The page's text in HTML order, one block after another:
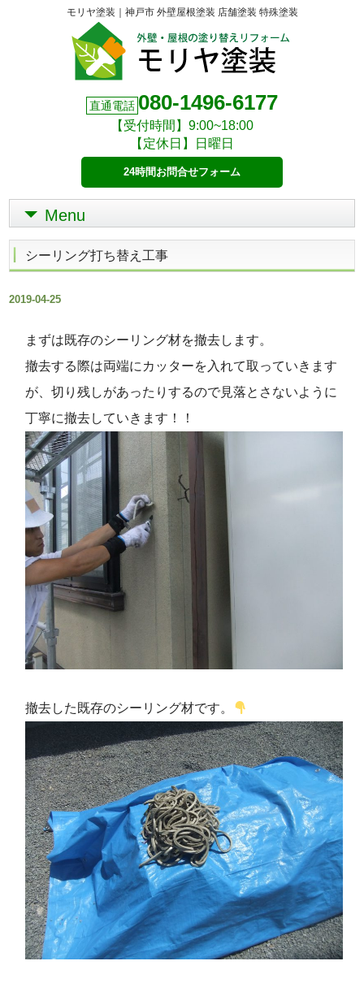
モリヤ塗装｜神戸市 外壁屋根塗装 店舗塗装 特殊塗装
直通電話 080-1496-6177
【受付時間】9:00~18:00
【定休日】日曜日
24時間お問合せフォーム
Menu
シーリング打ち替え工事
2019-04-25
まずは既存のシーリング材を撤去します。
撤去する際は両端にカッターを入れて取っていきます
が、切り残しがあったりするので見落とさないように
丁寧に撤去していきます！！
撤去した既存のシーリング材です。